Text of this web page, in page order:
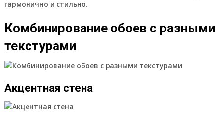
гармонично и стильно.
Комбинирование обоев с разными
текстурами
Акцентная стена